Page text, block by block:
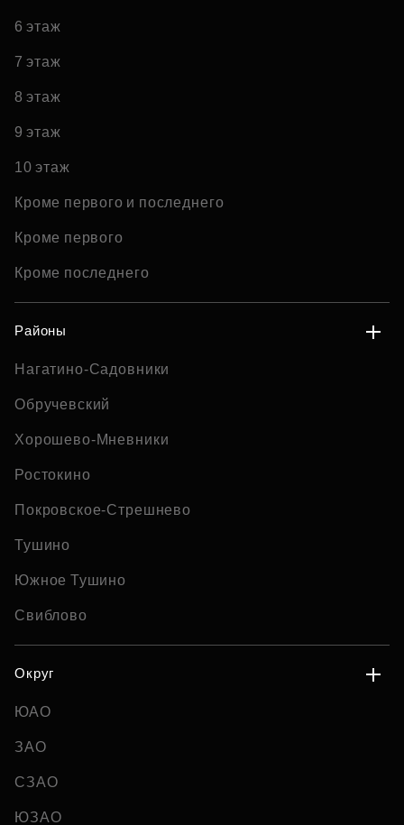
6 этаж
7 этаж
8 этаж
9 этаж
10 этаж
Кроме первого и последнего
Кроме первого
Кроме последнего
Районы
Нагатино-Садовники
Обручевский
Хорошево-Мневники
Ростокино
Покровское-Стрешнево
Тушино
Южное Тушино
Свиблово
Округ
ЮАО
ЗАО
СЗАО
ЮЗАО